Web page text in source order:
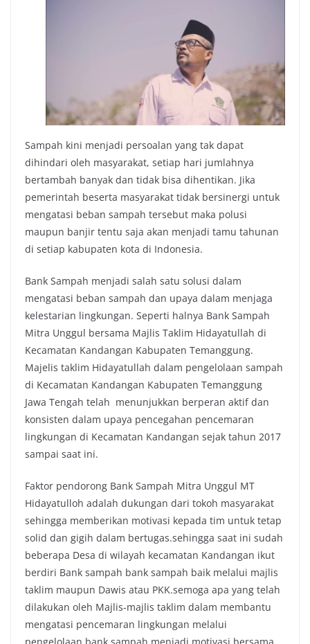
Sampah kini menjadi persoalan yang tak dapat
dihindari oleh masyarakat, setiap hari jumlahnya
bertambah banyak dan tidak bisa dihentikan. Jika
pemerintah beserta masyarakat tidak bersinergi untuk
mengatasi beban sampah tersebut maka polusi
maupun banjir tentu saja akan menjadi tamu tahunan
di setiap kabupaten kota di Indonesia.
Bank Sampah menjadi salah satu solusi dalam
mengatasi beban sampah dan upaya dalam menjaga
kelestarian lingkungan. Seperti halnya Bank Sampah
Mitra Unggul bersama Majlis Taklim Hidayatullah di
Kecamatan Kandangan Kabupaten Temanggung.
Majelis taklim Hidayatullah dalam pengelolaan sampah
di Kecamatan Kandangan Kabupaten Temanggung
Jawa Tengah telah menunjukkan berperan aktif dan
konsisten dalam upaya pencegahan pencemaran
lingkungan di Kecamatan Kandangan sejak tahun 2017
sampai saat ini.
Faktor pendorong Bank Sampah Mitra Unggul MT
Hidayatulloh adalah dukungan dari tokoh masyarakat
sehingga memberikan motivasi kepada tim untuk tetap
solid dan gigih dalam bertugas.sehingga saat ini sudah
beberapa Desa di wilayah kecamatan Kandangan ikut
berdiri Bank sampah bank sampah baik melalui majlis
taklim maupun Dawis atau PKK.semoga apa yang telah
dilakukan oleh Majlis-majlis taklim dalam membantu
mengatasi pencemaran lingkungan melalui